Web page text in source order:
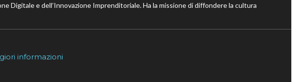
Digitale e dell’Innovazione Imprenditoriale. Ha la missione di diffondere la cultura
informazioni